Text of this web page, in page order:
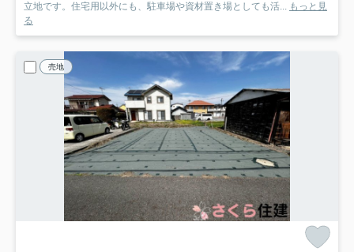
立地です。住宅用以外にも、駐車場や資材置き場としても活... もっと見
る
売地